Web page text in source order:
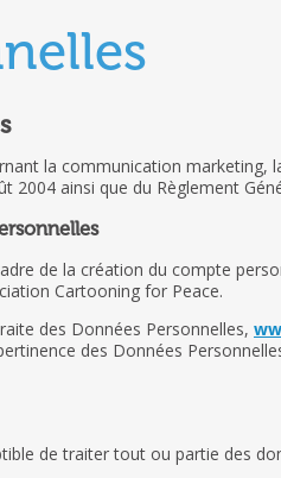
la communication marketing,
ainsi que du Règlement
de la création du compte
Cartooning for Peace.
des Données Personnelles,
des Données
de traiter tout ou partie des